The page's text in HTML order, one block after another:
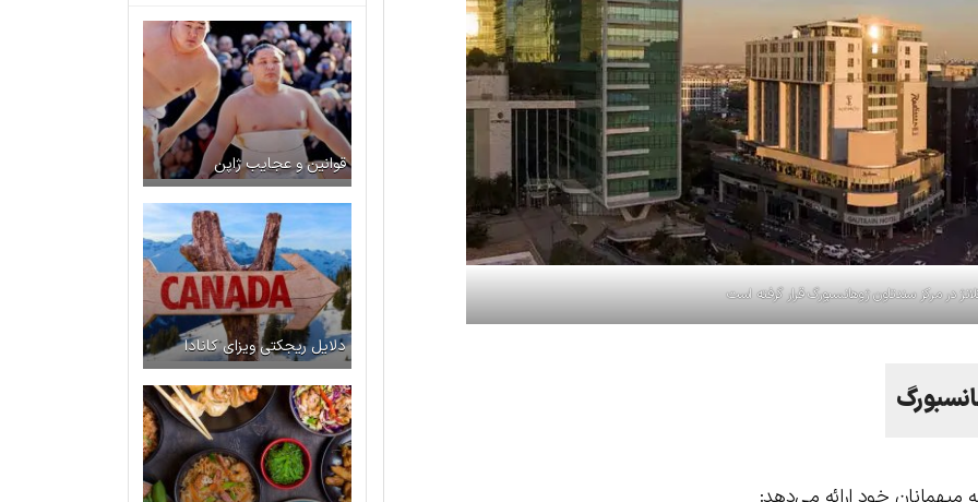
در مرکز سندتاون ژوهانسبورگ قرار گرفته است
قوانین و عجایب ژاپن
دلایل ریجکتی ویزای کانادا